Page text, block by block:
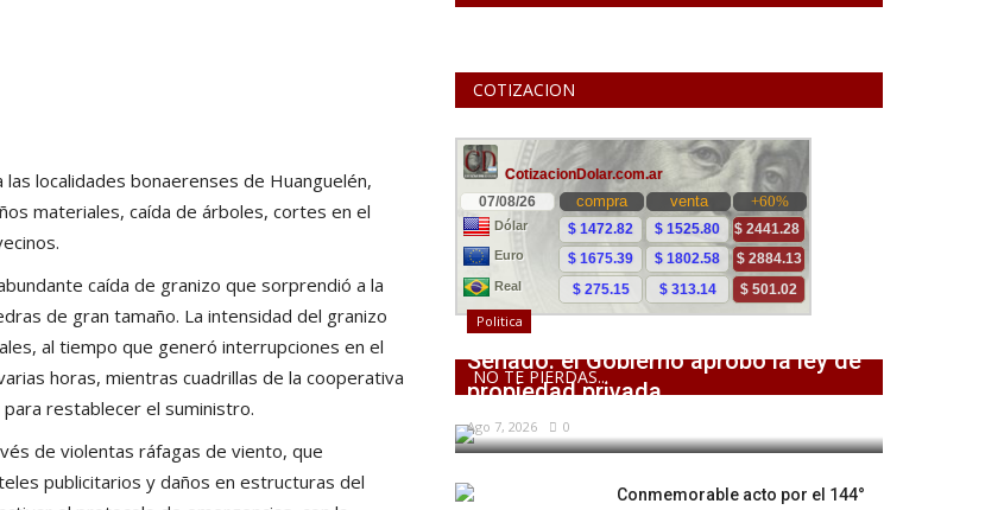
localidades bonaerenses de Huanguelén,
materiales, caída de árboles, cortes en el
caída de granizo que sorprendió a la
de gran tamaño. La intensidad del granizo
al tiempo que generó interrupciones en el
horas, mientras cuadrillas de la cooperativa
restablecer el suministro.
de violentas ráfagas de viento, que
publicitarios y daños en estructuras del
COTIZACION
NO TE PIERDAS...
Politica
Senado: el Gobierno aprobó la ley de
propiedad privada,...
Ago 7, 2026 0
Conmemorable acto por el 144°